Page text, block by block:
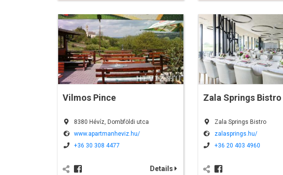
Vilmos Pince
8380 Hévíz, Dombföldi utca
www.apartmanheviz.hu/
+36 30 308 4477
Details
Zala Springs Bistro
Zala Springs Bistro
zalasprings.hu/
+36 20 403 4960